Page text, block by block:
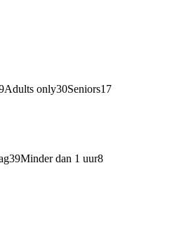
Adults only30Seniors17
39Minder dan 1 uur8